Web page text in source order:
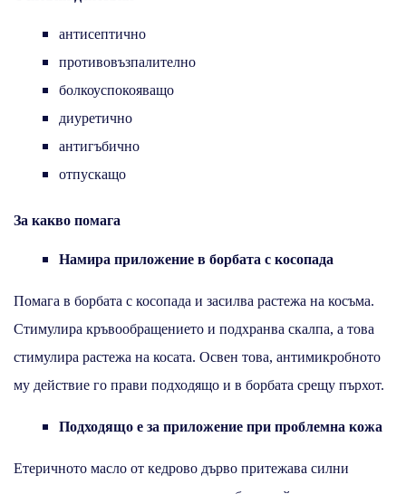
антисептично
противовъзпалително
болкоуспокояващо
диуретично
антигъбично
отпускащо
За какво помага
Намира приложение в борбата с косопада
Помага в борбата с косопада и засилва растежа на косъма.
Стимулира кръвообращението и подхранва скалпа, а това
стимулира растежа на косата. Освен това, антимикробното
му действие го прави подходящо и в борбата срещу пърхот.
Подходящо е за приложение при проблемна кожа
Етеричното масло от кедрово дърво притежава силни